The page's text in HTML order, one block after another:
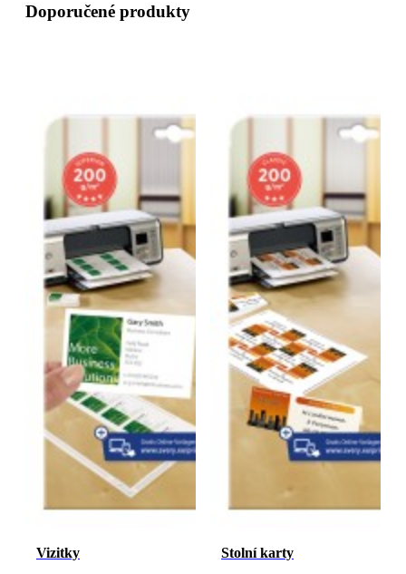
Doporučené produkty
Vizitky
Stolní karty